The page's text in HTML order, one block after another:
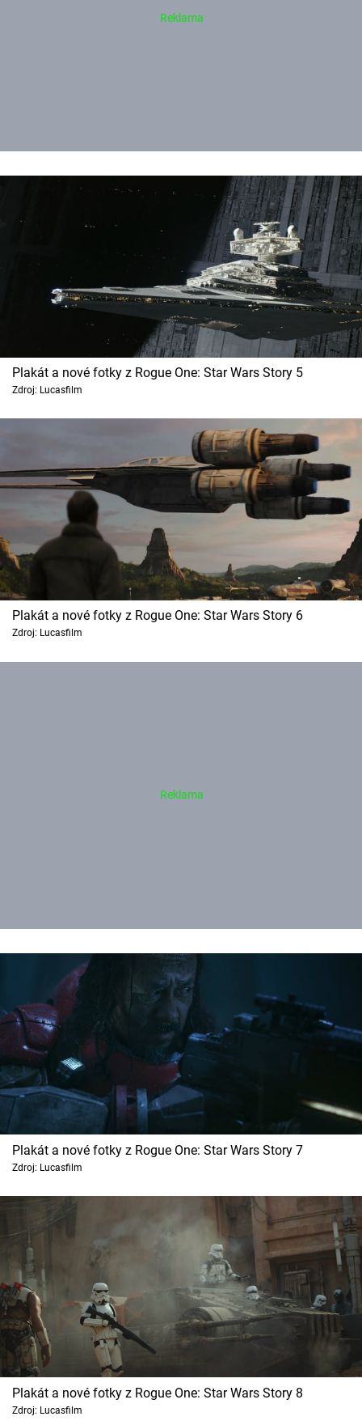
Plakát a nové fotky z Rogue One: Star Wars Story 5
Zdroj: Lucasfilm
Plakát a nové fotky z Rogue One: Star Wars Story 6
Zdroj: Lucasfilm
Plakát a nové fotky z Rogue One: Star Wars Story 7
Zdroj: Lucasfilm
Plakát a nové fotky z Rogue One: Star Wars Story 8
Zdroj: Lucasfilm